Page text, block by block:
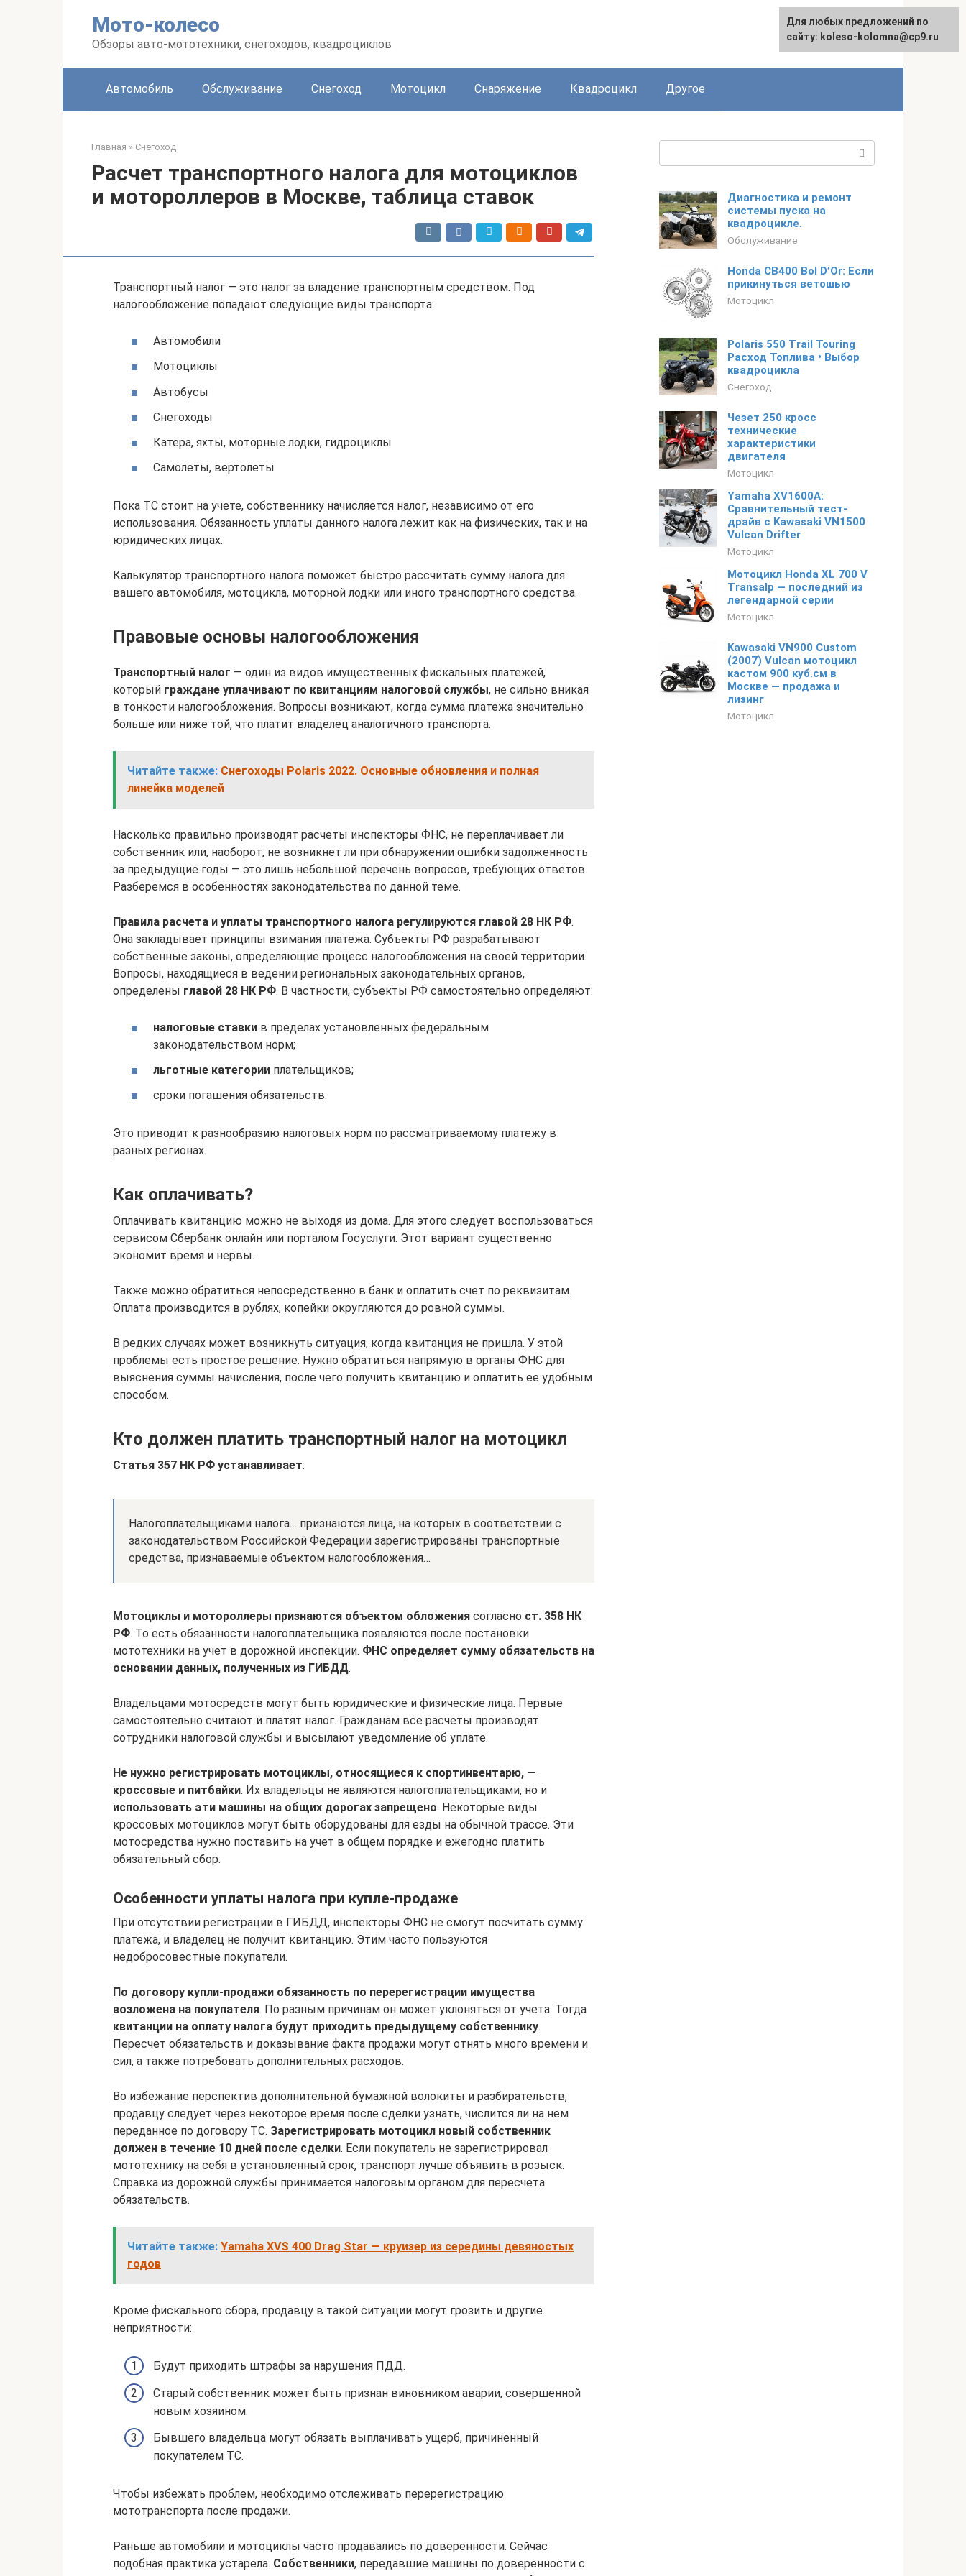
Мото-колесо
Обзоры авто-мототехники, снегоходов, квадроциклов
Автомобиль Обслуживание Снегоход Мотоцикл Снаряжение Квадроцикл Другое
Главная » Снегоход
Расчет транспортного налога для мотоциклов
и мотороллеров в Москве, таблица ставок
Транспортный налог — это налог за владение транспортным средством. Под
налогообложение попадают следующие виды транспорта:
Автомобили
Мотоциклы
Автобусы
Снегоходы
Катера, яхты, моторные лодки, гидроциклы
Самолеты, вертолеты
Пока ТС стоит на учете, собственнику начисляется налог, независимо от его
использования. Обязанность уплаты данного налога лежит как на физических, так и на
юридических лицах.
Калькулятор транспортного налога поможет быстро рассчитать сумму налога для
вашего автомобиля, мотоцикла, моторной лодки или иного транспортного средства.
Правовые основы налогообложения
Транспортный налог — один из видов имущественных фискальных платежей,
который граждане уплачивают по квитанциям налоговой службы, не сильно вникая
в тонкости налогообложения. Вопросы возникают, когда сумма платежа значительно
больше или ниже той, что платит владелец аналогичного транспорта.
Читайте также: Снегоходы Polaris 2022. Основные обновления и полная
линейка моделей
Насколько правильно производят расчеты инспекторы ФНС, не переплачивает ли
собственник или, наоборот, не возникнет ли при обнаружении ошибки задолженность
за предыдущие годы — это лишь небольшой перечень вопросов, требующих ответов.
Разберемся в особенностях законодательства по данной теме.
Правила расчета и уплаты транспортного налога регулируются главой 28 НК РФ.
Она закладывает принципы взимания платежа. Субъекты РФ разрабатывают
собственные законы, определяющие процесс налогообложения на своей территории.
Вопросы, находящиеся в ведении региональных законодательных органов,
определены главой 28 НК РФ. В частности, субъекты РФ самостоятельно определяют:
налоговые ставки в пределах установленных федеральным
законодательством норм;
льготные категории плательщиков;
сроки погашения обязательств.
Это приводит к разнообразию налоговых норм по рассматриваемому платежу в
разных регионах.
Как оплачивать?
Оплачивать квитанцию можно не выходя из дома. Для этого следует воспользоваться
сервисом Сбербанк онлайн или порталом Госуслуги. Этот вариант существенно
экономит время и нервы.
Также можно обратиться непосредственно в банк и оплатить счет по реквизитам.
Оплата производится в рублях, копейки округляются до ровной суммы.
В редких случаях может возникнуть ситуация, когда квитанция не пришла. У этой
проблемы есть простое решение. Нужно обратиться напрямую в органы ФНС для
выяснения суммы начисления, после чего получить квитанцию и оплатить ее удобным
способом.
Кто должен платить транспортный налог на мотоцикл
Статья 357 НК РФ устанавливает:
Налогоплательщиками налога… признаются лица, на которых в соответствии с
законодательством Российской Федерации зарегистрированы транспортные
средства, признаваемые объектом налогообложения…
Мотоциклы и мотороллеры признаются объектом обложения согласно ст. 358 НК
РФ. То есть обязанности налогоплательщика появляются после постановки
мототехники на учет в дорожной инспекции. ФНС определяет сумму обязательств на
основании данных, полученных из ГИБДД.
Владельцами мотосредств могут быть юридические и физические лица. Первые
самостоятельно считают и платят налог. Гражданам все расчеты производят
сотрудники налоговой службы и высылают уведомление об уплате.
Не нужно регистрировать мотоциклы, относящиеся к спортинвентарю, —
кроссовые и питбайки. Их владельцы не являются налогоплательщиками, но и
использовать эти машины на общих дорогах запрещено. Некоторые виды
кроссовых мотоциклов могут быть оборудованы для езды на обычной трассе. Эти
мотосредства нужно поставить на учет в общем порядке и ежегодно платить
обязательный сбор.
Особенности уплаты налога при купле-продаже
При отсутствии регистрации в ГИБДД, инспекторы ФНС не смогут посчитать сумму
платежа, и владелец не получит квитанцию. Этим часто пользуются
недобросовестные покупатели.
По договору купли-продажи обязанность по перерегистрации имущества
возложена на покупателя. По разным причинам он может уклоняться от учета. Тогда
квитанции на оплату налога будут приходить предыдущему собственнику.
Пересчет обязательств и доказывание факта продажи могут отнять много времени и
сил, а также потребовать дополнительных расходов.
Во избежание перспектив дополнительной бумажной волокиты и разбирательств,
продавцу следует через некоторое время после сделки узнать, числится ли на нем
переданное по договору ТС. Зарегистрировать мотоцикл новый собственник
должен в течение 10 дней после сделки. Если покупатель не зарегистрировал
мототехнику на себя в установленный срок, транспорт лучше объявить в розыск.
Справка из дорожной службы принимается налоговым органом для пересчета
обязательств.
Читайте также: Yamaha XVS 400 Drag Star — круизер из середины девяностых
годов
Кроме фискального сбора, продавцу в такой ситуации могут грозить и другие
неприятности:
Будут приходить штрафы за нарушения ПДД.
Старый собственник может быть признан виновником аварии, совершенной
новым хозяином.
Бывшего владельца могут обязать выплачивать ущерб, причиненный
покупателем ТС.
Чтобы избежать проблем, необходимо отслеживать перерегистрацию
мототранспорта после продажи.
Раньше автомобили и мотоциклы часто продавались по доверенности. Сейчас
подобная практика устарела. Собственники, передавшие машины по доверенности с
Диагностика и ремонт
системы пуска на
квадроцикле.
Обслуживание
Honda CB400 Bol D’Or: Если
прикинуться ветошью
Мотоцикл
Polaris 550 Trail Touring
Расход Топлива • Выбор
квадроцикла
Снегоход
Чезет 250 кросс
технические
характеристики
двигателя
Мотоцикл
Yamaha XV1600A:
Сравнительный тест-
драйв с Kawasaki VN1500
Vulcan Drifter
Мотоцикл
Мотоцикл Honda XL 700 V
Transalp — последний из
легендарной серии
Мотоцикл
Kawasaki VN900 Custom
(2007) Vulcan мотоцикл
кастом 900 куб.см в
Москве — продажа и
лизинг
Мотоцикл
Для любых предложений по
сайту: koleso-kolomna@cp9.ru